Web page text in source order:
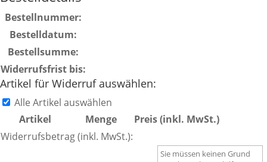
Bestellnummer:
Bestelldatum:
Bestellsumme:
Widerrufsfrist bis:
Artikel für Widerruf auswählen:
Alle Artikel auswählen
Artikel
Menge
Preis (inkl. MwSt.)
Widerrufsbetrag (inkl. MwSt.):